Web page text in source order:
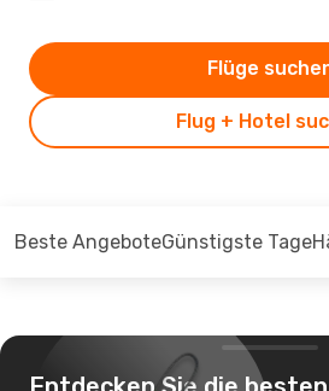
Flug + Hotel
Flüge
Beste AngeboteGünstigste Tage